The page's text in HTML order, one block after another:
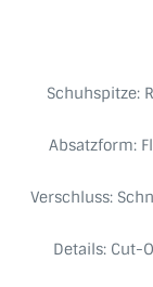
Schuhspitze:
Absatzform:
Verschluss:
Details: Cut-